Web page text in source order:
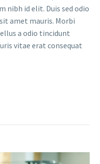
nibh id elit. Duis sed odio
amet mauris. Morbi
a odio tincidunt
vitae erat consequat